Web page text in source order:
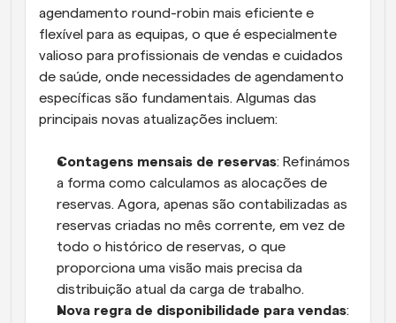
agendamento round-robin mais eficiente e
flexível para as equipas, o que é especialmente
valioso para profissionais de vendas e cuidados
de saúde, onde necessidades de agendamento
específicas são fundamentais. Algumas das
principais novas atualizações incluem:
Contagens mensais de reservas: Refinámos
a forma como calculamos as alocações de
reservas. Agora, apenas são contabilizadas as
reservas criadas no mês corrente, em vez de
todo o histórico de reservas, o que
proporciona uma visão mais precisa da
distribuição atual da carga de trabalho.
Nova regra de disponibilidade para vendas: